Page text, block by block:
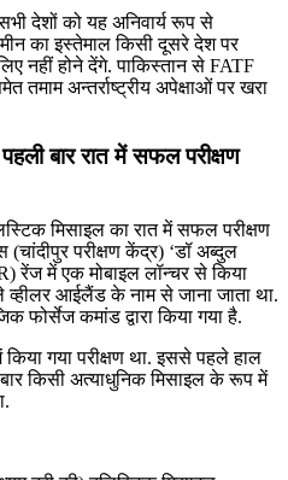
देशों को यह अनिवार्य रूप से
का इस्तेमाल किसी दूसरे देश पर
नहीं होने देंगे. पाकिस्तान से FATF
तमाम अन्तर्राष्ट्रीय अपेक्षाओं पर खरा
बार रात में सफल परीक्षण
मिसाइल का रात में सफल परीक्षण
परीक्षण केंद्र) ‘डॉ अब्दुल
रेंज में एक मोबाइल लॉन्चर से किया
व्हीलर आईलैंड के नाम से जाना जाता था.
फोर्सेज कमांड द्वारा किया गया है.
गया परीक्षण था. इससे पहले हाल
किसी अत्याधुनिक मिसाइल के रूप में